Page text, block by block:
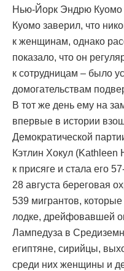
Нью-Йорк Эндрю Куомо
Куомо заверил, что
к женщинам, однако
показало, что он
к сотрудницам – было
домогательствам
В тот же день ему на
впервые в истории
Демократической
Кэтлин Хокул
к присяге и стала его
28 августа береговая
539 мигрантов,
лодке, дрейфовавшей
Лампедуза в
египтяне, сирийцы,
среди них женщины и